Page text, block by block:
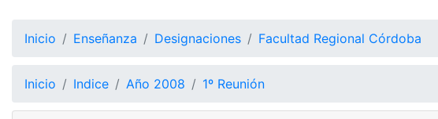
Inicio Enseñanza Designaciones Facultad Regional Córdoba
Inicio Indice Año 2008 1º Reunión